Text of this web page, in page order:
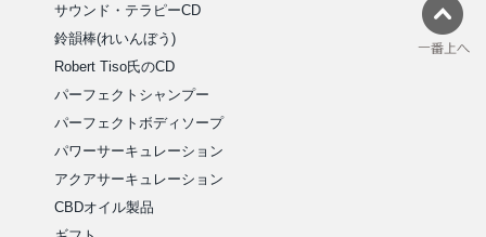
サウンド・テラピーCD
鈴韻棒(れいんぼう)
Robert Tiso氏のCD
パーフェクトシャンプー
パーフェクトボディソープ
パワーサーキュレーション
アクアサーキュレーション
CBDオイル製品